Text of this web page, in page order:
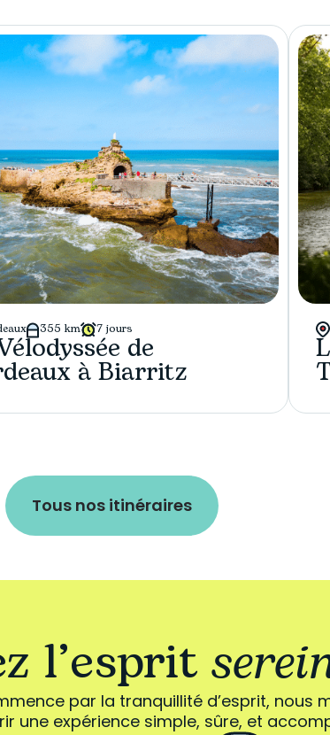
355 km 7 jours
de
à Biarritz
Tous nos itinéraires
l’esprit
par la tranquillité d’esprit, nous
une expérience simple, sûre, et